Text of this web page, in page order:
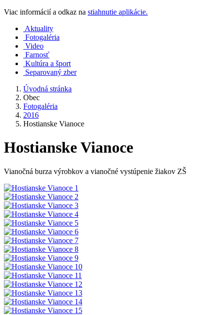
Viac informácií a odkaz na stiahnutie aplikácie.
Aktuality
Fotogaléria
Video
Farnosť
Kultúra a šport
Separovaný zber
Úvodná stránka
Obec
Fotogaléria
2016
Hostianske Vianoce
Hostianske Vianoce
Vianočná burza výrobkov a vianočné vystúpenie žiakov ZŠ